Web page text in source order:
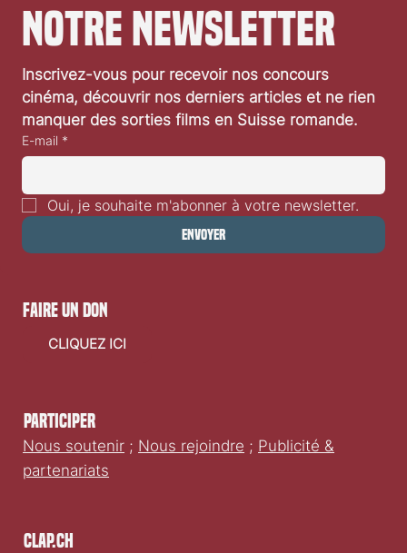
notre newsletter
Inscrivez-vous pour recevoir nos concours
cinéma, découvrir nos derniers articles et ne rien
manquer des sorties films en Suisse romande.
E-mail *
Oui, je souhaite m'abonner à votre newsletter.
Envoyer
Clap.ch
Participer
Nous soutenir ; Nous rejoindre ; Publicité &
partenariats
faire un don
CLIQUEZ ICI